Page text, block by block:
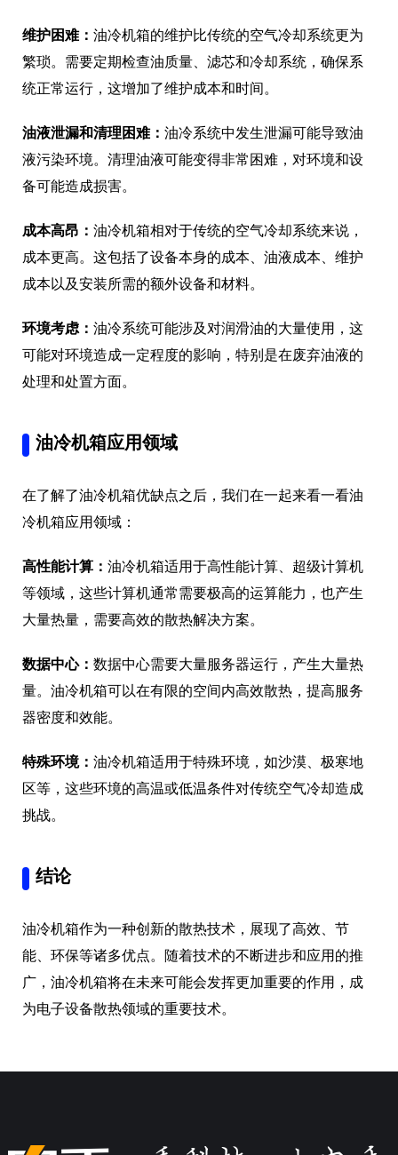
维护困难： 油冷机箱的维护比传统的空气冷却系统更为
繁琐。需要定期检查油质量、滤芯和冷却系统，确保系
统正常运行，这增加了维护成本和时间。
油液泄漏和清理困难： 油冷系统中发生泄漏可能导致油
液污染环境。清理油液可能变得非常困难，对环境和设
备可能造成损害。
成本高昂： 油冷机箱相对于传统的空气冷却系统来说，
成本更高。这包括了设备本身的成本、油液成本、维护
成本以及安装所需的额外设备和材料。
环境考虑： 油冷系统可能涉及对润滑油的大量使用，这
可能对环境造成一定程度的影响，特别是在废弃油液的
处理和处置方面。
油冷机箱应用领域
在了解了油冷机箱优缺点之后，我们在一起来看一看油
冷机箱应用领域：
高性能计算： 油冷机箱适用于高性能计算、超级计算机
等领域，这些计算机通常需要极高的运算能力，也产生
大量热量，需要高效的散热解决方案。
数据中心： 数据中心需要大量服务器运行，产生大量热
量。油冷机箱可以在有限的空间内高效散热，提高服务
器密度和效能。
特殊环境： 油冷机箱适用于特殊环境，如沙漠、极寒地
区等，这些环境的高温或低温条件对传统空气冷却造成
挑战。
结论
油冷机箱作为一种创新的散热技术，展现了高效、节
能、环保等诸多优点。随着技术的不断进步和应用的推
广，油冷机箱将在未来可能会发挥更加重要的作用，成
为电子设备散热领域的重要技术。